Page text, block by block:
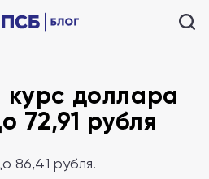
доллара
72,91 рубля
86,41 рубля.